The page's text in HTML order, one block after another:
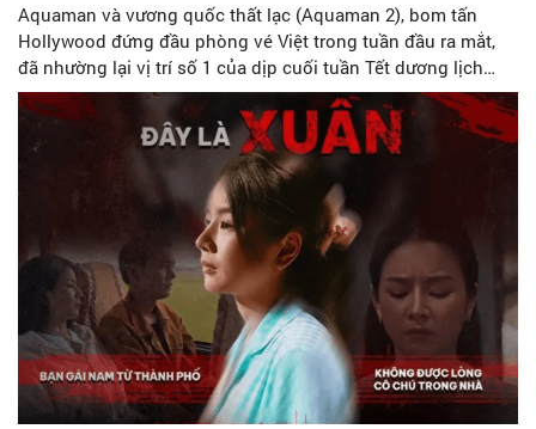
Aquaman và vương quốc thất lạc (Aquaman 2), bom tấn
Hollywood đứng đầu phòng vé Việt trong tuần đầu ra mắt,
đã nhường lại vị trí số 1 của dịp cuối tuần Tết dương lịch
cho Quỷ cẩu - một phim Việt Nam mở màn kém ấn tượng áp
Tết.